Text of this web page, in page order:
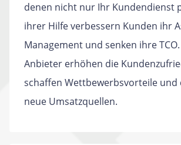
denen nicht nur Ihr Kundendienst
ihrer Hilfe verbessern Kunden ihr
Management und senken ihre TCO.
Anbieter erhöhen die
schaffen Wettbewerbsvorteile und
neue Umsatzquellen.